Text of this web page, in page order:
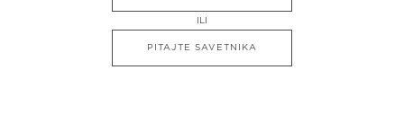
ILI
PITAJTE SAVETNIKA